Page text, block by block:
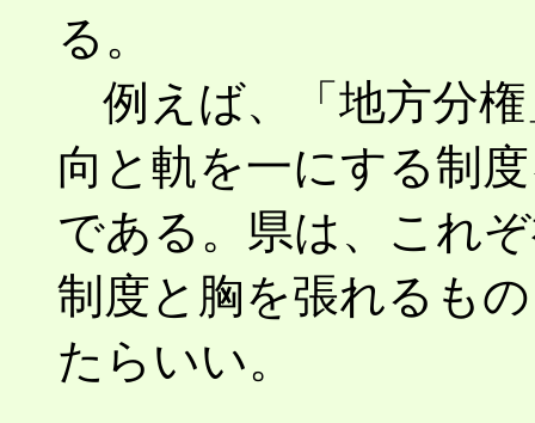
る。
例えば、「地方分
向と軌を一にする制
である。県は、これ
制度と胸を張れるも
たらいい。